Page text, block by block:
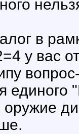
в
у вас
единого